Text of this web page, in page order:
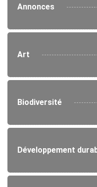
Annonces
Art
Biodiversité
Développement